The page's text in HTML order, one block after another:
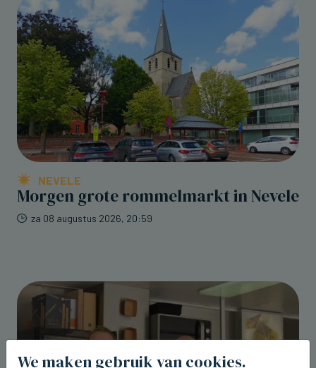
NEVELE
Morgen grote rommelmarkt in Nevele
za 08 augustus 2026, 20:59
We maken gebruik van cookies.